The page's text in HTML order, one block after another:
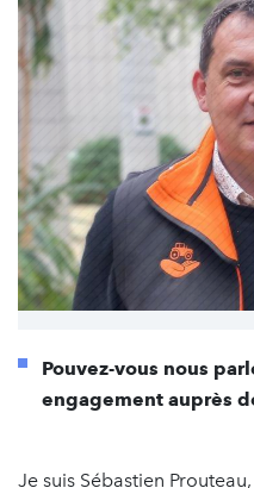
Pouvez-vous nous
engagement auprès
Je suis Sébastien